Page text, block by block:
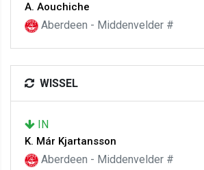
A. Aouchiche
Aberdeen - Middenvelder #
WISSEL
IN
K. Már Kjartansson
Aberdeen - Middenvelder #